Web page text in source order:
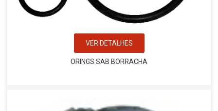
VER DETALHES
ORINGS SAB BORRACHA